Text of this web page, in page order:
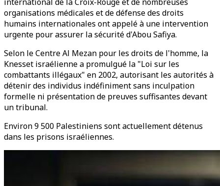
organisations médicales et de défense des droits
humains internationales ont appelé à une intervention
urgente pour assurer la sécurité d'Abou Safiya.
Selon le Centre Al Mezan pour les droits de l'homme, la
Knesset israélienne a promulgué la "Loi sur les
combattants illégaux" en 2002, autorisant les autorités à
détenir des individus indéfiniment sans inculpation
formelle ni présentation de preuves suffisantes devant
un tribunal.
Environ 9 500 Palestiniens sont actuellement détenus
dans les prisons israéliennes.